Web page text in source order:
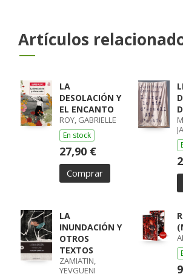
Artículos
LA
DESOLACIÓN Y
EL ENCANTO
ROY, GABRIELLE
En stock
27,90 €
Comprar
LA
INUNDACIÓN Y
OTROS
TEXTOS
ZAMIATIN,
YEVGUENI